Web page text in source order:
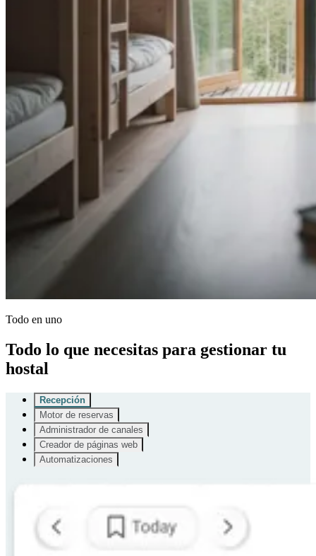
Todo en uno
Todo lo que necesitas para gestionar tu
hostal
Recepción
Motor de reservas
Administrador de canales
Creador de páginas web
Automatizaciones